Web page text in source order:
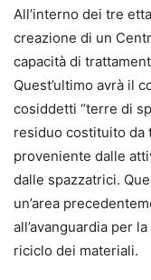
All’interno dei tre
creazione di un
capacità di
Quest’ultimo avrà il
cosiddetti “terre di
residuo costituito da
proveniente dalle
dalle spazzatrici.
un’area
all’avanguardia per
riciclo dei materiali.